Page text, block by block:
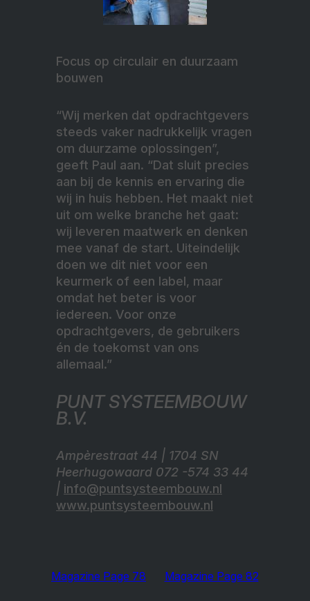
Focus op circulair en duurzaam
bouwen
“Wij merken dat opdrachtgevers
steeds vaker nadrukkelijk vragen
om duurzame oplossingen”,
geeft Paul aan. “Dat sluit precies
aan bij de kennis en ervaring die
wij in huis hebben. Het maakt niet
uit om welke branche het gaat:
wij leveren maatwerk en denken
mee vanaf de start. Uiteindelijk
doen we dit niet voor een
keurmerk of een label, maar
omdat het beter is voor
iedereen. Voor onze
opdrachtgevers, de gebruikers
én de toekomst van ons
allemaal.”
PUNT SYSTEEMBOUW
B.V.
Ampèrestraat 44 | 1704 SN
Heerhugowaard 072 -574 33 44
| info@puntsysteembouw.nl
www.puntsysteembouw.nl
Magazine Page 78 Magazine Page 82